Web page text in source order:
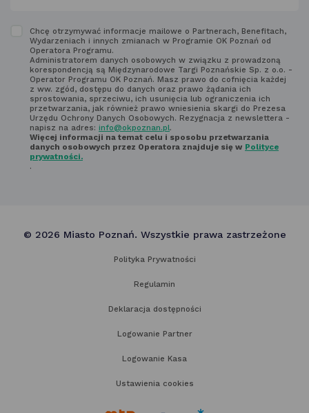
poniżej
Zapoznaj
z regulaminem
newsletter'a
Chcę otrzymywać informacje mailowe o Partnerach, Benefitach,
Wydarzeniach i innych zmianach w Programie OK Poznań od
Operatora Programu.
Administratorem danych osobowych w związku z prowadzoną
korespondencją są Międzynarodowe Targi Poznańskie Sp. z o.o. -
Operator Programu OK Poznań. Masz prawo do cofnięcia każdej
z ww. zgód, dostępu do danych oraz prawo żądania ich
sprostowania, sprzeciwu, ich usunięcia lub ograniczenia ich
przetwarzania, jak również prawo wniesienia skargi do Prezesa
Urzędu Ochrony Danych Osobowych. Rezygnacja z newslettera -
napisz na adres: info@okpoznan.pl.
Więcej informacji na temat celu i sposobu przetwarzania
danych osobowych przez Operatora znajduje się w Polityce
prywatności.
.
© 2026 Miasto Poznań. Wszystkie prawa zastrzeżone
Polityka Prywatności
Regulamin
Deklaracja dostępności
Logowanie Partner
Logowanie Kasa
Ustawienia cookies